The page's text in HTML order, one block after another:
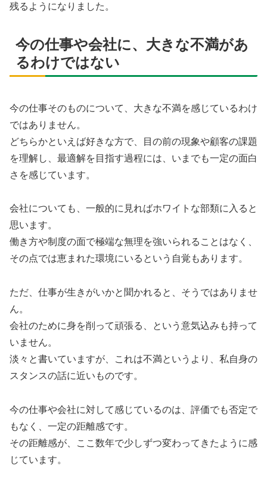
残るようになりました。
今の仕事や会社に、大きな不満があ
るわけではない
今の仕事そのものについて、大きな不満を感じているわけ
ではありません。
どちらかといえば好きな方で、目の前の現象や顧客の課題
を理解し、最適解を目指す過程には、いまでも一定の面白
さを感じています。
会社についても、一般的に見ればホワイトな部類に入ると
思います。
働き方や制度の面で極端な無理を強いられることはなく、
その点では恵まれた環境にいるという自覚もあります。
ただ、仕事が生きがいかと聞かれると、そうではありませ
ん。
会社のために身を削って頑張る、という意気込みも持って
いません。
淡々と書いていますが、これは不満というより、私自身の
スタンスの話に近いものです。
今の仕事や会社に対して感じているのは、評価でも否定で
もなく、一定の距離感です。
その距離感が、ここ数年で少しずつ変わってきたように感
じています。